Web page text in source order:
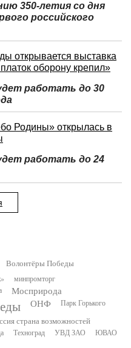
350-летия со дня
российского
открывается выставка
оборону крепил»
работать до 30
Родины» открылась в
работать до 24
Волонтёры Победы
минпромторг
Мосприрода
ОНФ
Парк Горького
страна возможностей
Техноград УВД ЗАО ЮВАО